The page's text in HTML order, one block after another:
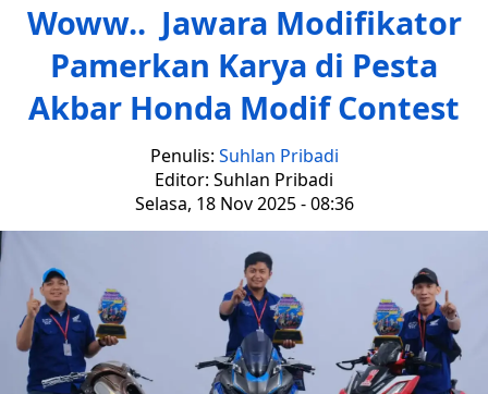
Woww.. Jawara Modifikator
Pamerkan Karya di Pesta
Akbar Honda Modif Contest
Penulis: Suhlan Pribadi
Editor: Suhlan Pribadi
Selasa, 18 Nov 2025 - 08:36